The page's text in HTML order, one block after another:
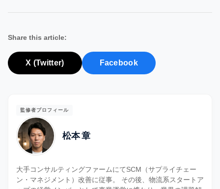
Share this article:
X (Twitter) Facebook
監修者プロフィール
松本 章
大手コンサルティングファームにてSCM（サプライチェー
ン・マネジメント）改善に従事。 その後、物流系スタートア